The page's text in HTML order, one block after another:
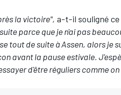
la victoire", a-t-il souligné ce
parce que je n'ai pas
tout de suite à Assen, alors je
avant la pause estivale.
d'être réguliers comme